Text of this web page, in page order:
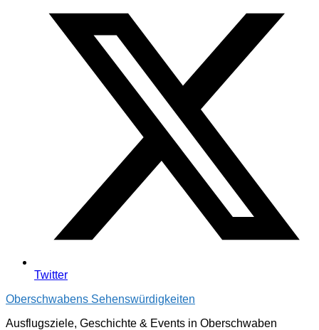
Twitter
Oberschwabens Sehenswürdigkeiten
Ausflugsziele, Geschichte & Events in Oberschwaben